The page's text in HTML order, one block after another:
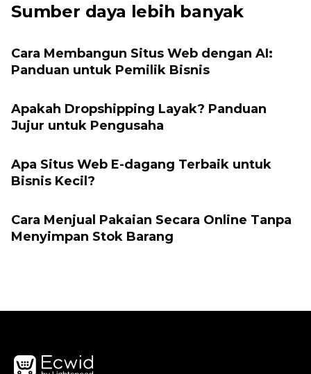
Sumber daya lebih banyak
Cara Membangun Situs Web dengan AI:
Panduan untuk Pemilik Bisnis
Apakah Dropshipping Layak? Panduan
Jujur untuk Pengusaha
Apa Situs Web E-dagang Terbaik untuk
Bisnis Kecil?
Cara Menjual Pakaian Secara Online Tanpa
Menyimpan Stok Barang